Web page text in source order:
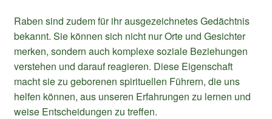
Raben sind zudem für ihr ausgezeichnetes Gedächtnis
bekannt. Sie können sich nicht nur Orte und Gesichter
merken, sondern auch komplexe soziale Beziehungen
verstehen und darauf reagieren. Diese Eigenschaft
macht sie zu geborenen spirituellen Führern, die uns
helfen können, aus unseren Erfahrungen zu lernen und
weise Entscheidungen zu treffen.